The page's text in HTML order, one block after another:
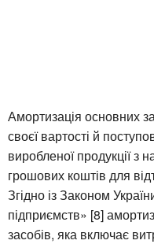
Амортизація основних
своєї вартості й
виробленої продукції
грошових коштів для
Згідно із Законом
підприємств» [8]
засобів, яка включає